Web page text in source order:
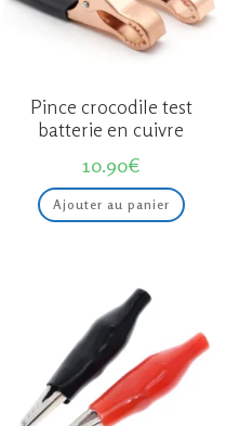
Pince crocodile test
batterie en cuivre
10.90€
Ajouter au panier